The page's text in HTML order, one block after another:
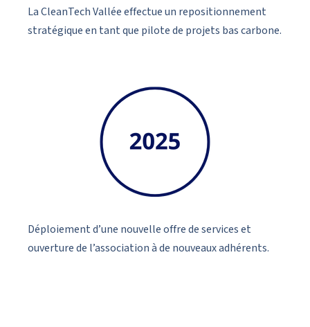
La CleanTech Vallée effectue un repositionnement
stratégique en tant que pilote de projets bas carbone.
Déploiement d’une nouvelle offre de services et
ouverture de l’association à de nouveaux adhérents.